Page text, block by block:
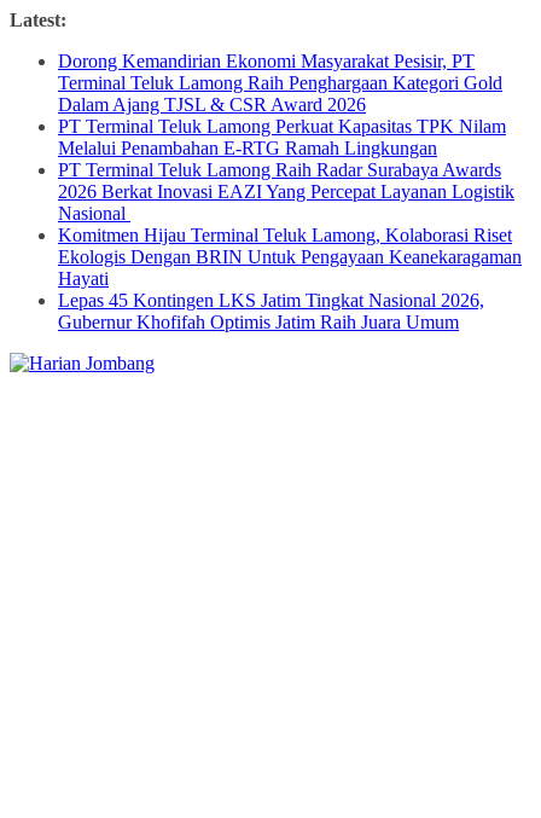
Skip
content
Latest:
Dorong Kemandirian Ekonomi Masyarakat Pesisir, PT
Terminal Teluk Lamong Raih Penghargaan Kategori Gold
Dalam Ajang TJSL & CSR Award 2026
PT Terminal Teluk Lamong Perkuat Kapasitas TPK Nilam
Melalui Penambahan E-RTG Ramah Lingkungan
PT Terminal Teluk Lamong Raih Radar Surabaya Awards
2026 Berkat Inovasi EAZI Yang Percepat Layanan Logistik
Nasional
Komitmen Hijau Terminal Teluk Lamong, Kolaborasi Riset
Ekologis Dengan BRIN Untuk Pengayaan Keanekaragaman
Hayati
Lepas 45 Kontingen LKS Jatim Tingkat Nasional 2026,
Gubernur Khofifah Optimis Jatim Raih Juara Umum